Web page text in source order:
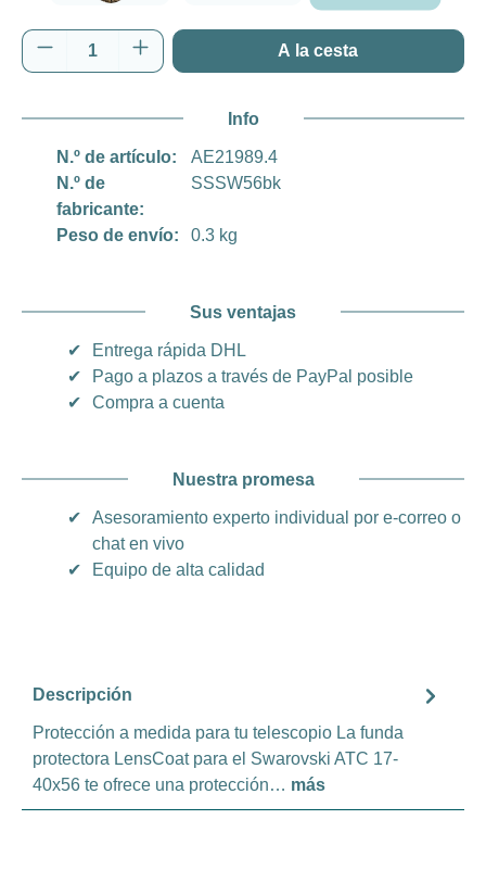
Cantidad del producto: introduce la
A la cesta
Info
N.º de artículo:
AE21989.4
N.º de
fabricante:
SSSW56bk
Peso de envío: 0.3 kg
Sus ventajas
✔
Entrega rápida DHL
✔
Pago a plazos a través de PayPal posible
✔
Compra a cuenta
Nuestra promesa
✔
Asesoramiento experto individual por e-correo o
chat en vivo
✔
Equipo de alta calidad
Descripción
Protección a medida para tu telescopio La funda
protectora LensCoat para el Swarovski ATC 17-
40x56 te ofrece una protección… más